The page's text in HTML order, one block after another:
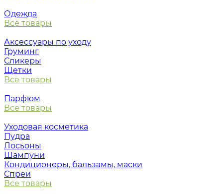
Одежда
Все товары
Аксессуары по уходу
Груминг
Сликеры
Щетки
Все товары
Парфюм
Все товары
Уходовая косметика
Пудра
Лосьоны
Шампуни
Кондиционеры, бальзамы, маски
Спреи
Все товары